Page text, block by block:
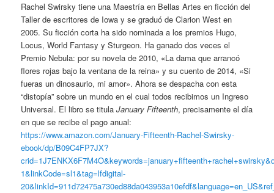
Rachel Swirsky tiene una Maestría en Bellas Artes en ficción del
Taller de escritores de Iowa y se graduó de Clarion West en
2005. Su ficción corta ha sido nominada a los premios Hugo,
Locus, World Fantasy y Sturgeon. Ha ganado dos veces el
Premio Nebula: por su novela de 2010, «La dama que arrancó
flores rojas bajo la ventana de la reina» y su cuento de 2014, «Si
fueras un dinosaurio, mi amor». Ahora se despacha con esta
“distopía” sobre un mundo en el cual todos recibimos un Ingreso
Universal. El libro se titulaJanuary Fifteenth, precisamente el día
en que se recibe el pago anual:
https://www.amazon.com/January-Fifteenth-Rachel-Swirsky-
ebook/dp/B09C4FP7JX?
1&linkCode=sl1&tag=lfdigital-